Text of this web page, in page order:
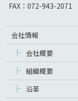
FAX：072-943-2071
会社情報
会社概要
組織概要
沿革